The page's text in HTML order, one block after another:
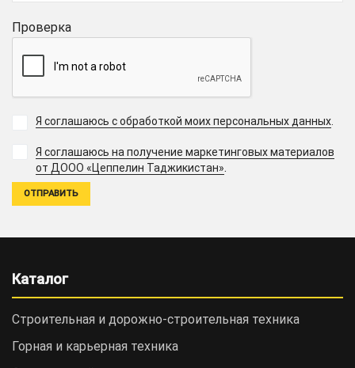
Проверка
Я соглашаюсь с обработкой моих персональных данных.
Я соглашаюсь на получение маркетинговых материалов
от ДООО «Цеппелин Таджикистан».
Каталог
Строительная и дорожно-cтроительная техника
Горная и карьерная техника